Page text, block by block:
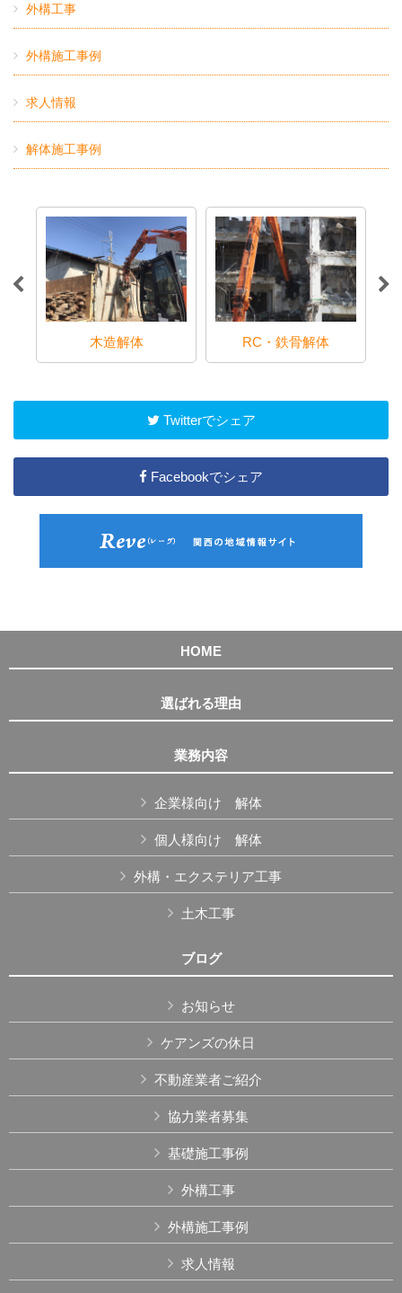
外構工事
外構施工事例
求人情報
解体施工事例
木造解体 RC・鉄骨解体
Twitterでシェア
Facebookでシェア
HOME
選ばれる理由
業務内容
企業様向け 解体
個人様向け 解体
外構・エクステリア工事
土木工事
ブログ
お知らせ
ケアンズの休日
不動産業者ご紹介
協力業者募集
基礎施工事例
外構工事
外構施工事例
求人情報